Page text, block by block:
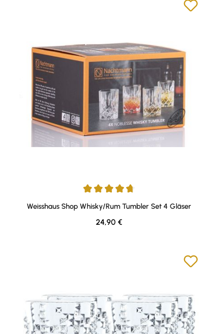
Durchschnittliche Bewertung von 4.81 von 5 Sternen
Weisshaus Shop Whisky/Rum Tumbler Set 4 Gläser
Regulärer Preis:
24,90 €